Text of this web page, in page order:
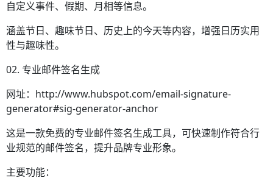
自定义事件、假期、月相等信息。
涵盖节日、趣味节日、历史上的今天等内容，增强日历实用
性与趣味性。
02. 专业邮件签名生成
网址：http://www.hubspot.com/email-signature-
generator#sig-generator-anchor
这是一款免费的专业邮件签名生成工具，可快速制作符合行
业规范的邮件签名，提升品牌专业形象。
主要功能：